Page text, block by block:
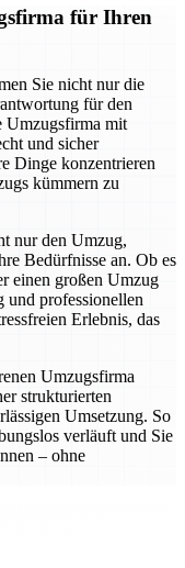
für Ihren
Sie nicht nur die
für den
Umzugsfirma mit
und sicher
Dinge konzentrieren
kümmern zu
nur den Umzug,
Bedürfnisse an. Ob es
einen großen Umzug
und professionellen
Erlebnis, das
Umzugsfirma
strukturierten
Umsetzung. So
verläuft und Sie
– ohne